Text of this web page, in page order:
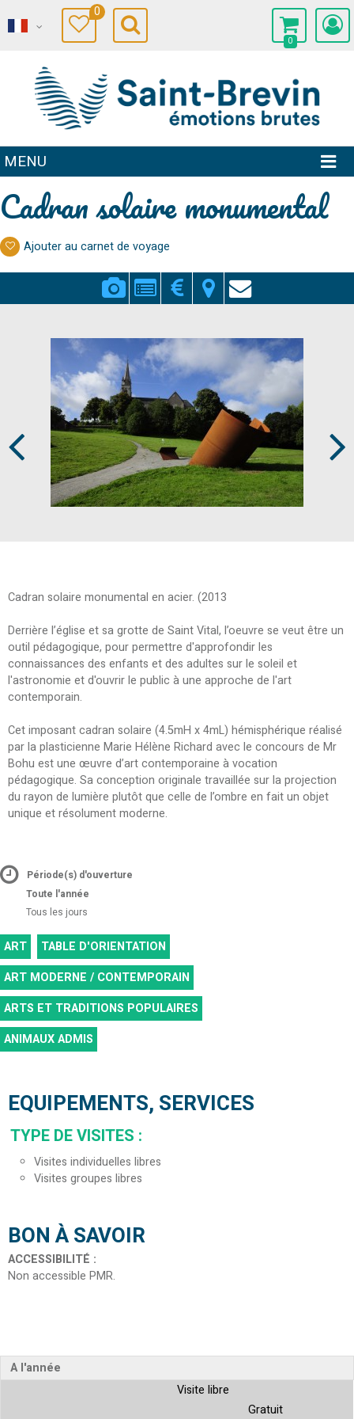
0
0
MENU
Cadran solaire monumental
Ajouter au carnet de voyage
Cadran solaire monumental en acier. (2013
Derrière l’église et sa grotte de Saint Vital, l’oeuvre se veut être un
outil pédagogique, pour permettre d'approfondir les
connaissances des enfants et des adultes sur le soleil et
l'astronomie et d'ouvrir le public à une approche de l'art
contemporain.
Cet imposant cadran solaire (4.5mH x 4mL) hémisphérique réalisé
par la plasticienne Marie Hélène Richard avec le concours de Mr
Bohu est une œuvre d’art contemporaine à vocation
pédagogique. Sa conception originale travaillée sur la projection
du rayon de lumière plutôt que celle de l’ombre en fait un objet
unique et résolument moderne.
Période(s) d'ouverture
Toute l'année
Tous les jours
ART
TABLE D'ORIENTATION
ART MODERNE / CONTEMPORAIN
ARTS ET TRADITIONS POPULAIRES
ANIMAUX ADMIS
EQUIPEMENTS, SERVICES
TYPE DE VISITES :
Visites individuelles libres
Visites groupes libres
BON À SAVOIR
ACCESSIBILITÉ :
Non accessible PMR
A l'année
Visite libre
Gratuit